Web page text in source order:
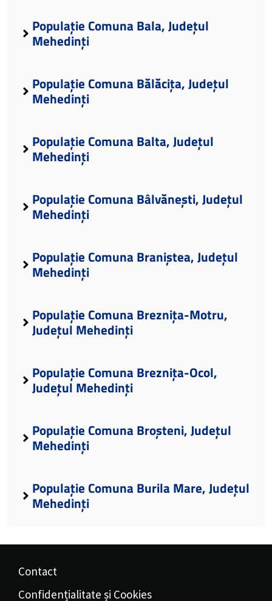
Populație Comuna Bala, Județul
Mehedinți
Populație Comuna Bălăcița, Județul
Mehedinți
Populație Comuna Balta, Județul
Mehedinți
Populație Comuna Bâlvănești, Județul
Mehedinți
Populație Comuna Braniștea, Județul
Mehedinți
Populație Comuna Breznița-Motru,
Județul Mehedinți
Populație Comuna Breznița-Ocol,
Județul Mehedinți
Populație Comuna Broșteni, Județul
Mehedinți
Populație Comuna Burila Mare, Județul
Mehedinți
Contact
Confidențialitate și Cookies